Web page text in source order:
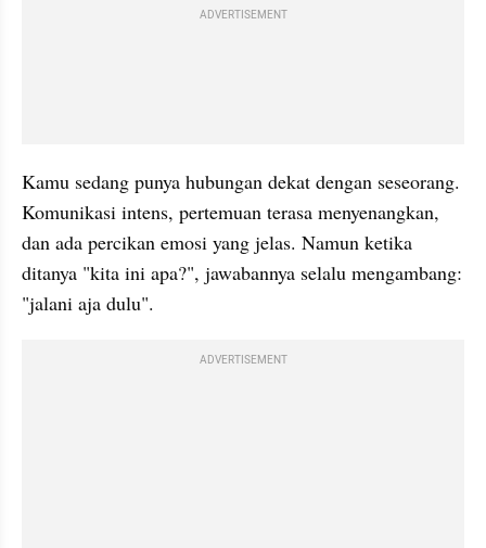
ADVERTISEMENT
Kamu sedang punya hubungan dekat dengan seseorang.
Komunikasi intens, pertemuan terasa menyenangkan,
dan ada percikan emosi yang jelas. Namun ketika
ditanya "kita ini apa?", jawabannya selalu mengambang:
"jalani aja dulu".
ADVERTISEMENT